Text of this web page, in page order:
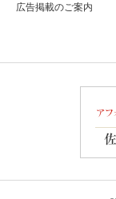
広告掲載のご案内